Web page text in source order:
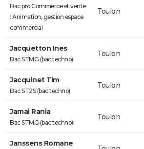
Bac pro Commerce et vente
: Animation, gestion espace
commercial
Toulon
Jacquetton Ines
Bac STMG (bac techno)
Toulon
Jacquinet Tim
Bac ST2S (bac techno)
Toulon
Jamai Rania
Bac STMG (bac techno)
Toulon
Janssens Romane